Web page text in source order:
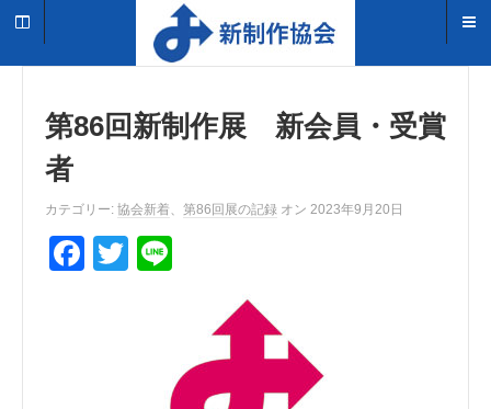
第86回新制作展 新会員・受賞
者
カテゴリー: 協会新着、 第86回展の記録 オン 2023年9月20日
F
T